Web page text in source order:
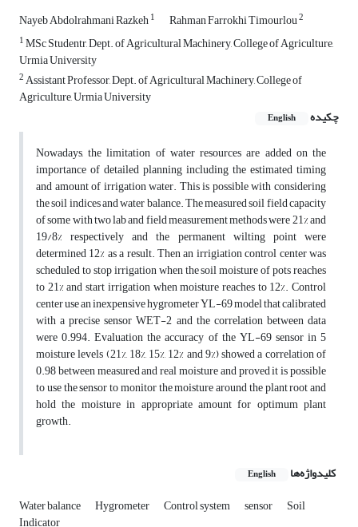
Nayeb Abdolrahmani Razkeh1 Rahman Farrokhi Timourlou2
1MSc Studentr, Dept. of Agricultural Machinery, College of Agriculture,
Urmia University
2Assistant Professor, Dept. of Agricultural Machinery, College of
Agriculture, Urmia University
چکیده
English
Nowadays, the limitation of water resources are added on the
importance of detailed planning including the estimated timing
and amount of irrigation water. This is possible with considering
the soil indices and water balance. The measured soil field capacity
of some with two lab and field measurement methods were 21% and
19/8% respectively and the permanent wilting point were
determined 12% as a result. Then an irrigiation control center was
scheduled to stop irrigation when the soil moisture of pots reaches
to 21% and start irrigation when moisture reaches to 12%. Control
center use an inexpensive hygrometer YL-69 model that calibrated
with a precise sensor WET-2 and the correlation between data
were 0.994. Evaluation the accuracy of the YL-69 sensor in 5
moisture levels (21%, 18%, 15%, 12% and 9%) showed a correlation of
0.98 between measured and real moisture and proved it is possible
to use the sensor to monitor the moisture around the plant root and
hold the moisture in appropriate amount for optimum plant
growth.
کلیدواژه‌ها English
Water balance Hygrometer Control system sensor Soil